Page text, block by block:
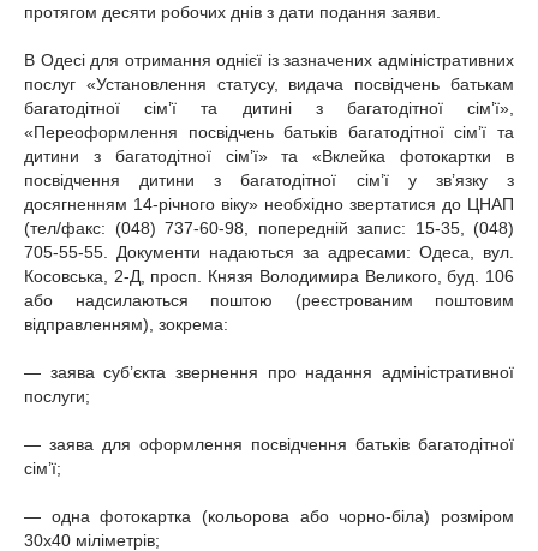
протягом десяти робочих днів з дати подання заяви.
В Одесі для отримання однієї із зазначених адміністративних
послуг «Установлення статусу, видача посвідчень батькам
багатодітної сім’ї та дитині з багатодітної сім’ї»,
«Переоформлення посвідчень батьків багатодітної сім’ї та
дитини з багатодітної сім’ї» та «Вклейка фотокартки в
посвідчення дитини з багатодітної сім’ї у зв’язку з
досягненням 14-річного віку» необхідно звертатися до ЦНАП
(тел/факс: (048) 737-60-98, попередній запис: 15-35, (048)
705-55-55. Документи надаються за адресами: Одеса, вул.
Косовська, 2-Д, просп. Князя Володимира Великого, буд. 106
або надсилаються поштою (реєстрованим поштовим
відправленням), зокрема:
— заява суб’єкта звернення про надання адміністративної
послуги;
— заява для оформлення посвідчення батьків багатодітної
сім’ї;
— одна фотокартка (кольорова або чорно-біла) розміром
30х40 міліметрів;